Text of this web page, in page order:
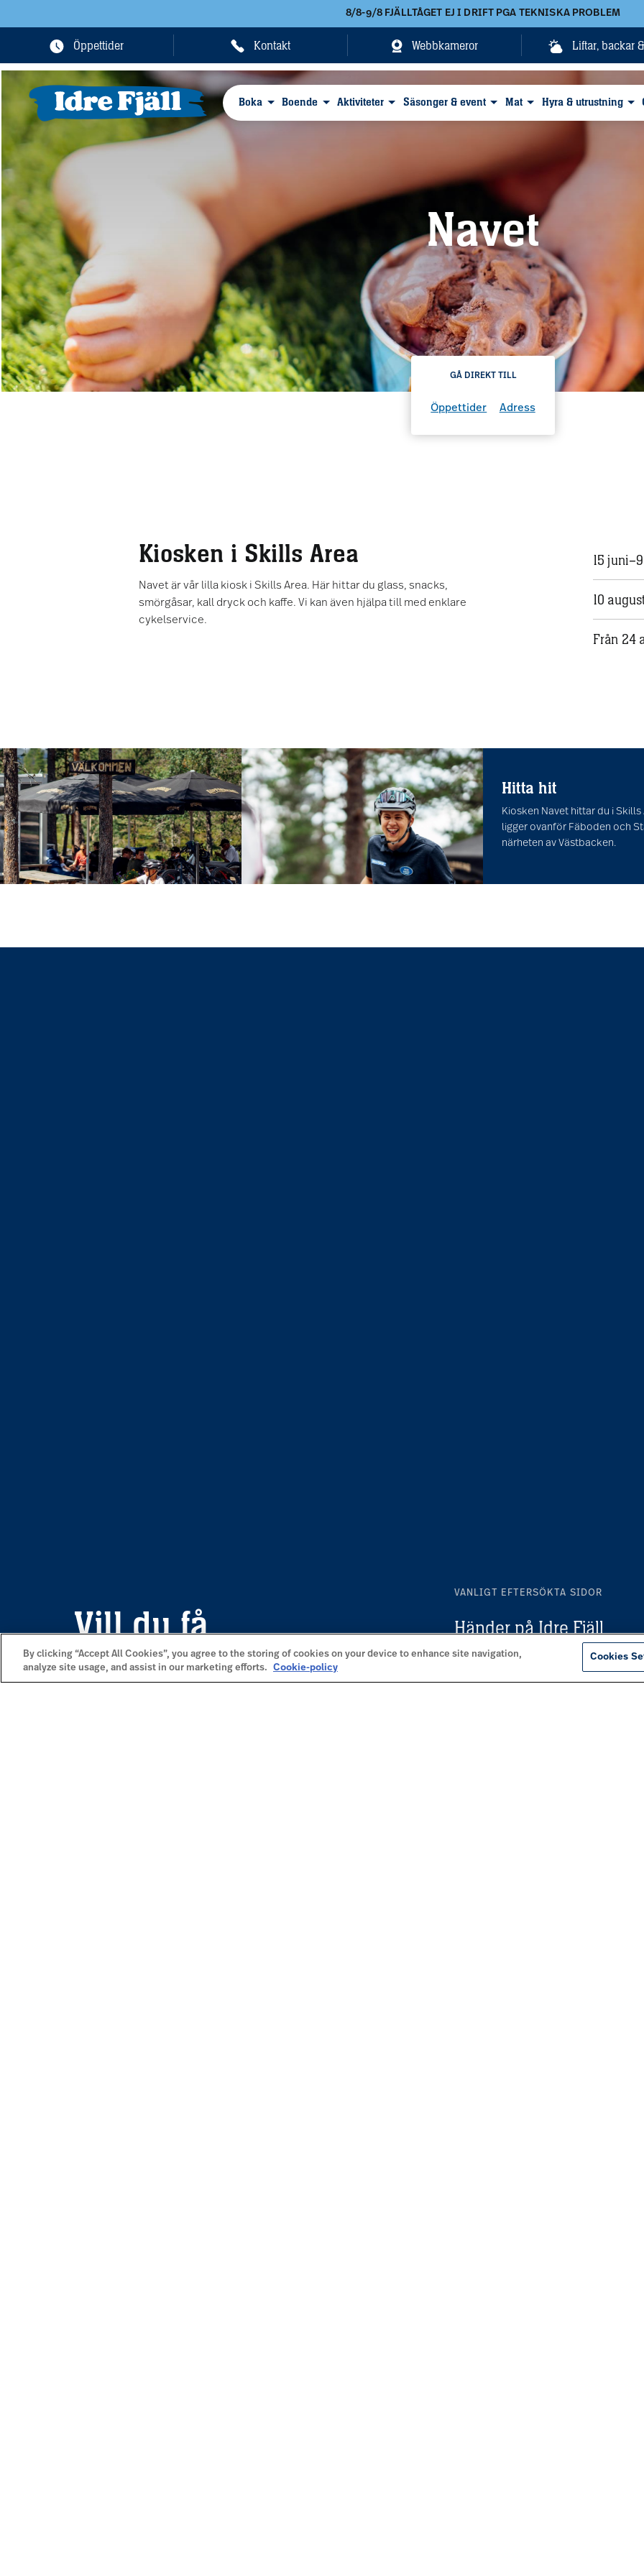
8/8-9/8 FJÄLLTÅGET EJ I DRIFT PGA TEKNISKA PROBLEM
Öppettider Kontakt Webbkameror Liftar, backar
Boka Boende Aktiviteter Säsonger & event Mat Hyra & utrustning
Navet
GÅ DIREKT TILL
Öppettider Adress
Kiosken i Skills Area
Navet är vår lilla kiosk i Skills Area. Här hittar du glass, snacks,
smörgåsar, kall dryck och kaffe. Vi kan även hjälpa till med enklare
cykelservice.
15
10
Från 24
Hitta hit
Kiosken Navet hittar du i Skills
ligger ovanför Fäboden och
närheten av Västbacken.
Vill du få
fjällkänslan direkt i
VANLIGT EFTERSÖKTA SIDOR
Händer på Idre Fjäll
Öppettider
By clicking “Accept All Cookies”, you agree to the storing of cookies on your device to enhance site navigation,
analyze site usage, and assist in our marketing efforts.
Cookie-policy
Cookies